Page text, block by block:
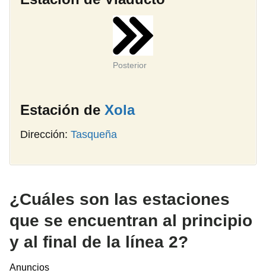
Posterior
Estación de Xola
Dirección: Tasqueña
¿Cuáles son las estaciones
que se encuentran al principio
y al final de la línea 2?
Anuncios